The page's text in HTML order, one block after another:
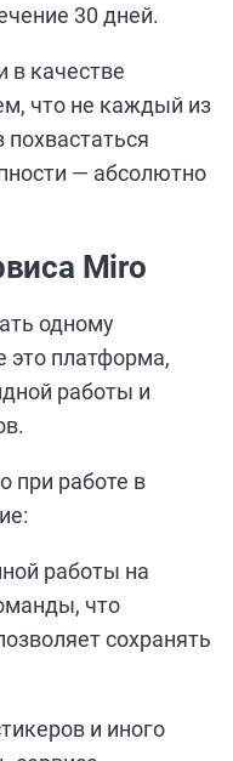
30 дней.
в качестве
что не каждый из
похвастаться
— абсолютно
Miro
одному
это платформа,
работы и
при работе в
работы на
что
сохранять
и иного